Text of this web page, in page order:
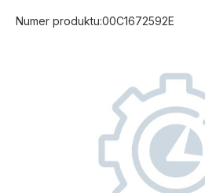
Numer produktu:00C1672592E